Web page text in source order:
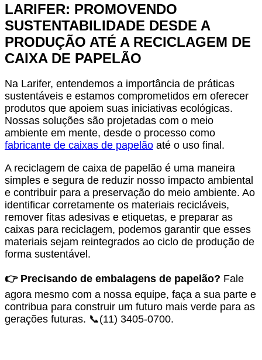
LARIFER: PROMOVENDO
SUSTENTABILIDADE DESDE A
PRODUÇÃO ATÉ A RECICLAGEM DE
CAIXA DE PAPELÃO
Na Larifer, entendemos a importância de práticas
sustentáveis e estamos comprometidos em oferecer
produtos que apoiem suas iniciativas ecológicas.
Nossas soluções são projetadas com o meio
ambiente em mente, desde o processo como
fabricante de caixas de papelão até o uso final.
A reciclagem de caixa de papelão é uma maneira
simples e segura de reduzir nosso impacto ambiental
e contribuir para a preservação do meio ambiente. Ao
identificar corretamente os materiais recicláveis,
remover fitas adesivas e etiquetas, e preparar as
caixas para reciclagem, podemos garantir que esses
materiais sejam reintegrados ao ciclo de produção de
forma sustentável.
👉 Precisando de embalagens de papelão? Fale
agora mesmo com a nossa equipe, faça a sua parte e
contribua para construir um futuro mais verde para as
gerações futuras. 📞(11) 3405-0700.